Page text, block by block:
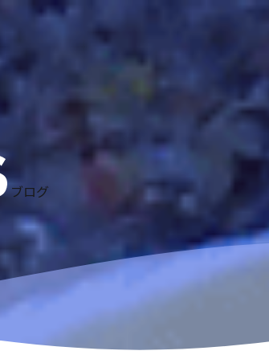
ブログ